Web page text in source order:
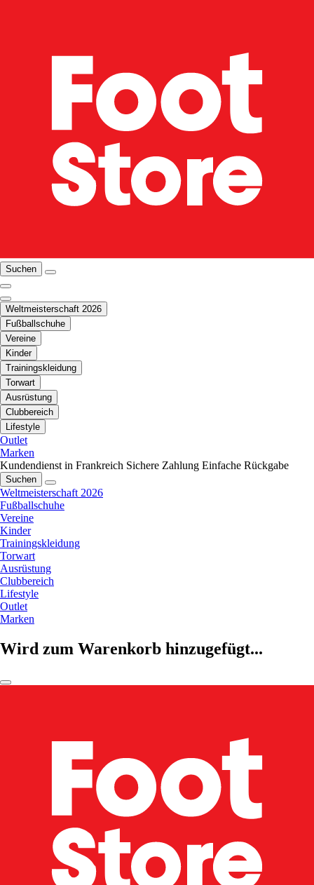
Suchen
Weltmeisterschaft 2026
Fußballschuhe
Vereine
Kinder
Trainingskleidung
Torwart
Ausrüstung
Clubbereich
Lifestyle
Outlet
Marken
Kundendienst in Frankreich Sichere Zahlung Einfache Rückgabe
Suchen
Weltmeisterschaft 2026
Fußballschuhe
Vereine
Kinder
Trainingskleidung
Torwart
Ausrüstung
Clubbereich
Lifestyle
Outlet
Marken
Wird zum Warenkorb hinzugefügt...